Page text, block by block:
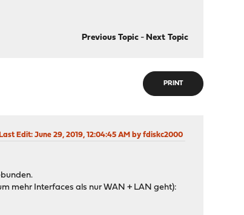
Previous Topic- Next Topic
PRINT
Last Edit: June 29, 2019, 12:04:45 AM by fdiskc2000
mehr Interfaces als nur WAN + LAN geht):